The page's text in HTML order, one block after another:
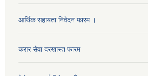
आर्थिक सहायता निवेदन फारम ।
करार सेवा दरखास्त फारम